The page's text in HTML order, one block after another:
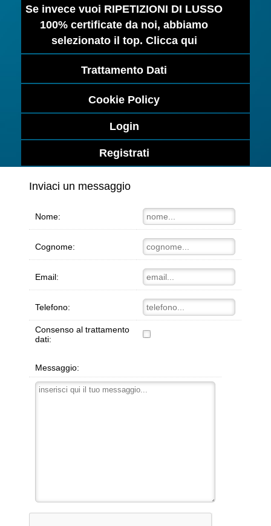
Se invece vuoi RIPETIZIONI DI LUSSO
100% certificate da noi, abbiamo
selezionato il top. Clicca qui
Trattamento Dati
Cookie Policy
Login
Registrati
Inviaci un messaggio
Nome:
Cognome:
Email:
Telefono:
Consenso al trattamento
dati:
Messaggio: